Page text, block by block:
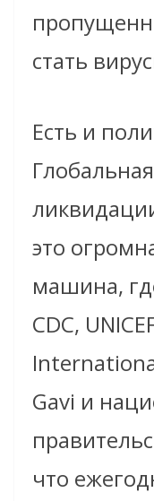
стать
Есть и
это
машина,
CDC,
Gavi и
что